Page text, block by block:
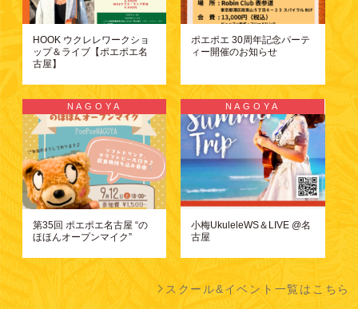
HOOK ウクレレワークショ
ップ＆ライブ【ポエポエ名
古屋】
ポエポエ 30周年記念パーテ
ィー開催のお知らせ
NAGOYA
第35回 ポエポエ名古屋 “の
ほほんオープンマイク”
NAGOYA
小梅UkuleleWS＆LIVE @名
古屋
スクール&イベント一覧はこちら